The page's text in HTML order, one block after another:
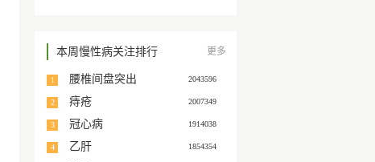
典型症状：产后极端行为，焦虑，思虑伤脾
单次发作抑郁症
典型症状：情绪低落，思维缓慢，焦虑
多发人群：成年人
本周慢性病关注排行 更多
2043596
1 腰椎间盘突出
2007349
2 痔疮
1914038
3 冠心病
1854354
4 乙肝